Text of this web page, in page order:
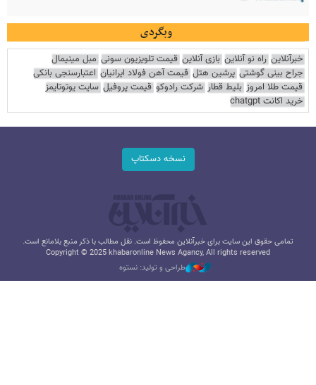
وبگردی
خبرآنلاین راه نو آنلاین بازی آنلاین قیمت تلویزیون سونی مبل مینیمال
جراح بینی گوشتی پرشین هتل قیمت آهن فولاد ایرانیان اعتبارسنجی بانکی
قیمت طلا امروز بلیط قطار شرکت رادوکو قیمت پروفیل سایت یوتوتایمز
خرید اکانت chatgpt
نسخه دسکتاپ
تمامی حقوق این سایت برای خبرآنلاین محفوظ است. نقل مطالب با ذکر منبع بلامانع است.
Copyright © 2025 khabaronline News Agancy, All rights reserved
طراحی و تولید: نستوه